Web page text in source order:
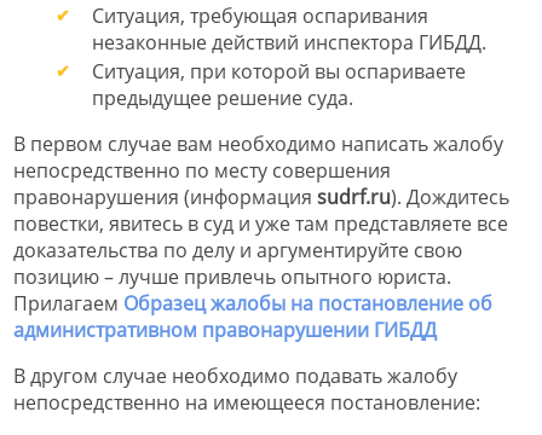
Ситуация, требующая оспаривания
незаконные действий инспектора ГИБДД.
Ситуация, при которой вы оспариваете
предыдущее решение суда.
В первом случае вам необходимо написать жалобу
непосредственно по месту совершения
правонарушения (информация sudrf.ru). Дождитесь
повестки, явитесь в суд и уже там представляете все
доказательства по делу и аргументируйте свою
позицию – лучше привлечь опытного юриста.
Прилагаем Образец жалобы на постановление об
административном правонарушении ГИБДД
В другом случае необходимо подавать жалобу
непосредственно на имеющееся постановление: